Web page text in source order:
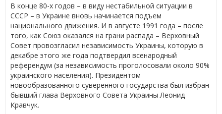
В конце 80-х годов – в виду нестабильной ситуации в
СССР – в Украине вновь начинается подъем
национального движения. И в августе 1991 года – после
того, как Союз оказался на грани распада – Верховный
Совет провозгласил независимость Украины, которую в
декабре этого же года подтвердил всенародный
референдум (за независимость проголосовали около 90%
украинского населения). Президентом
новообразованного суверенного государства был избран
бывший глава Верховного Совета Украины Леонид
Кравчук.